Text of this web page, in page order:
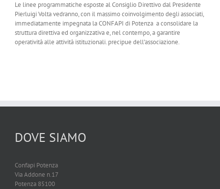
Le linee programmatiche esposte al Consiglio Direttivo dal Presidente
Pierluigi Volta vedranno, con il massimo coinvolgimento degli associati,
immediatamente impegnata la CONFAPI di Potenza a consolidare la
struttura direttiva ed organizzativa e, nel contempo, a garantire
operatività alle attività istituzionali. precipue dell’associazione.
DOVE SIAMO
Confapi Potenza
Via Addone n.17
Potenza 85100